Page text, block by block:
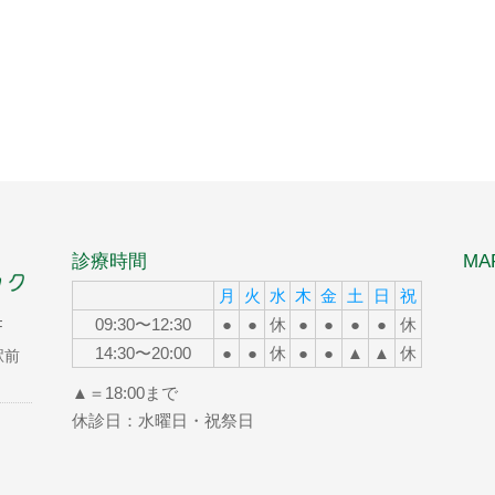
前
診療時間
月 火 水 木 金 土 日
祝
09:30〜12:30
● ● 休 ● ● ● ●
休
14:30〜20:00
● ● 休 ● ● ▲ ▲ 休
▲＝18:00まで
休診日：水曜日・祝祭日